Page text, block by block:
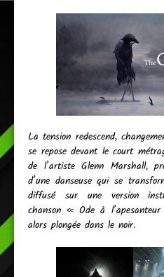
La tension redescend,
se repose devant le court
de l’artiste Glenn Marshall,
d’une danseuse qui se
diffusé sur une version
chanson « Ode à
alors plongée dans le noir.